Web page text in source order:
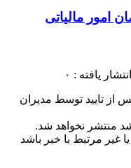
امور مالیاتی
انتشار یافته : ۰
تایید توسط مدیران
منتشر نخواهد شد.
غیر مرتبط با خبر باشد